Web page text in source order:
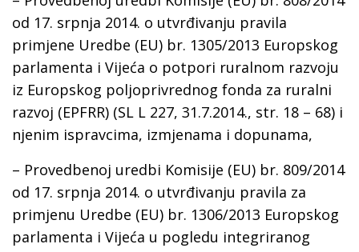
оd 17. srpnja 2014. o utvrđivanju pravila
primjene Uredbe (EU) br. 1305/2013 Europskog
parlamenta i Vijeća o potpori ruralnom razvoju
iz Europskog poljoprivrednog fonda za ruralni
razvoj (EPFRR) (SL L 227, 31.7.2014., str. 18 – 68) i
njenim ispravcima, izmjenama i dopunama,
– Provedbenoj uredbi Komisije (EU) br. 809/2014
оd 17. srpnja 2014. o utvrđivanju pravila za
primjenu Uredbe (EU) br. 1306/2013 Europskog
parlamenta i Vijeća u pogledu integriranog